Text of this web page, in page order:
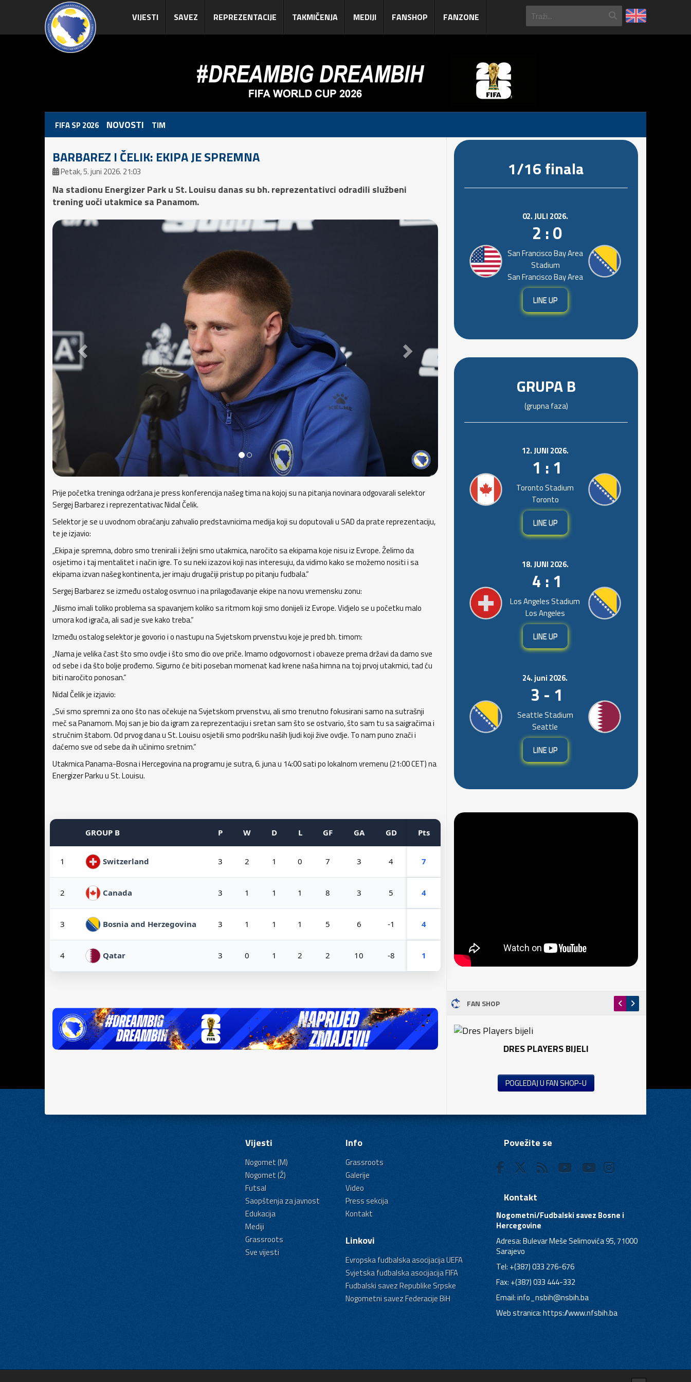
VIJESTI SAVEZ REPREZENTACIJE TAKMIČENJA MEDIJI FANSHOP FANZONE
FIFA SP 2026 NOVOSTI TIM
BARBAREZ I ČELIK: EKIPA JE SPREMNA
Petak, 5. juni 2026. 21:03
Na stadionu Energizer Park u St. Louisu danas su bh. reprezentativci odradili službeni
trening uoči utakmice sa Panamom.
Prije početka treninga održana je press konferencija našeg tima na kojoj su na pitanja novinara odgovarali selektor
Sergej Barbarez i reprezentativac Nidal Čelik.
Selektor je se u uvodnom obraćanju zahvalio predstavnicima medija koji su doputovali u SAD da prate reprezentaciju,
te je izjavio:
„Ekipa je spremna, dobro smo trenirali i željni smo utakmica, naročito sa ekipama koje nisu iz Evrope. Želimo da
osjetimo i taj mentalitet i način igre. To su neki izazovi koji nas interesuju, da vidimo kako se možemo nositi i sa
ekipama izvan našeg kontinenta, jer imaju drugačiji pristup po pitanju fudbala.“
Sergej Barbarez se između ostalog osvrnuo i na prilagođavanje ekipe na novu vremensku zonu:
„Nismo imali toliko problema sa spavanjem koliko sa ritmom koji smo donijeli iz Evrope. Vidjelo se u početku malo
umora kod igrača, ali sad je sve kako treba.“
Između ostalog selektor je govorio i o nastupu na Svjetskom prvenstvu koje je pred bh. timom:
„Nama je velika čast što smo ovdje i što smo dio ove priče. Imamo odgovornost i obaveze prema državi da damo sve
od sebe i da što bolje prođemo. Sigurno će biti poseban momenat kad krene naša himna na toj prvoj utakmici, tad ću
biti naročito ponosan.“
Nidal Čelik je izjavio:
„Svi smo spremni za ono što nas očekuje na Svjetskom prvenstvu, ali smo trenutno fokusirani samo na sutrašnji
meč sa Panamom. Moj san je bio da igram za reprezentaciju i sretan sam što se ostvario, što sam tu sa saigračima i
stručnim štabom. Od prvog dana u St. Louisu osjetili smo podršku naših ljudi koji žive ovdje. To nam puno znači i
daćemo sve od sebe da ih učinimo sretnim.“
Utakmica Panama-Bosna i Hercegovina na programu je sutra, 6. juna u 14:00 sati po lokalnom vremenu (21:00 CET) na
Energizer Parku u St. Louisu.
GROUP B P W D L GF GA GD Pts
1 Switzerland 3 2 1 0 7 3 4 7
2 Canada 3 1 1 1 8 3 5 4
3 Bosnia and Herzegovina 3 1 1 1 5 6 -1 4
4 Qatar 3 0 1 2 2 10 -8 1
1/16 finala
02. JULI 2026.
2 : 0
San Francisco Bay Area
Stadium
San Francisco Bay Area
LINE UP
GRUPA B
(grupna faza)
12. JUNI 2026.
1 : 1
Toronto Stadium
Toronto
LINE UP
18. JUNI 2026.
4 : 1
Los Angeles Stadium
Los Angeles
LINE UP
24. juni 2026.
3 - 1
Seattle Stadium
Seattle
LINE UP
FAN SHOP
DRES PLAYERS BIJELI
POGLEDAJ U FAN SHOP-U
Vijesti
Nogomet (M)
Nogomet (Ž)
Futsal
Saopštenja za javnost
Edukacija
Mediji
Grassroots
Sve vijesti
Info
Grassroots
Galerije
Video
Press sekcija
Kontakt
Linkovi
Evropska fudbalska asocijacija UEFA
Svjetska fudbalska asocijacija FIFA
Fudbalski savez Republike Srpske
Nogometni savez Federacije BiH
Povežite se
Kontakt
Nogometni/Fudbalski savez Bosne i
Hercegovine
Adresa: Bulevar Meše Selimovića 95, 71000
Sarajevo
Tel: +(387) 033 276-676
Fax: +(387) 033 444-332
Email:info_nsbih@nsbih.ba
Web stranica: https://www.nfsbih.ba